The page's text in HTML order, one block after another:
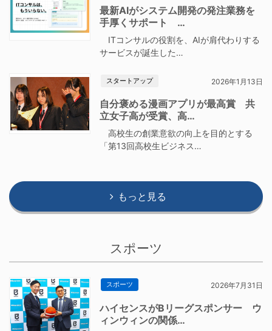
最新AIがシステム開発の発注業務を
手厚くサポート …
ITコンサルの役割を、AIが肩代わりする
サービスが誕生した…
スタートアップ 2026年1月13日
自分褒める漫画アプリが最高賞 共
立女子高が受賞、高…
高校生の創業意欲の向上を目的とする
「第13回高校生ビジネス…
もっと見る
スポーツ
スポーツ 2026年7月31日
ハイセンスがBリーグスポンサー ウ
ィンウィンの関係…